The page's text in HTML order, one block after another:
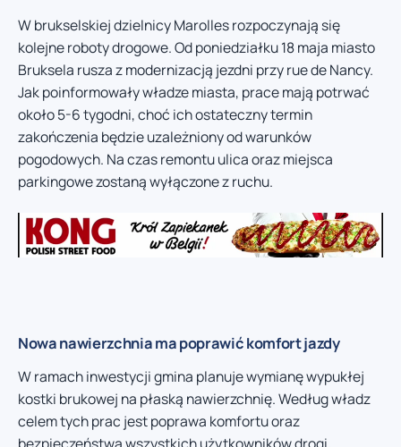
W brukselskiej dzielnicy Marolles rozpoczynają się
kolejne roboty drogowe. Od poniedziałku 18 maja miasto
Bruksela rusza z modernizacją jezdni przy rue de Nancy.
Jak poinformowały władze miasta, prace mają potrwać
około 5-6 tygodni, choć ich ostateczny termin
zakończenia będzie uzależniony od warunków
pogodowych. Na czas remontu ulica oraz miejsca
parkingowe zostaną wyłączone z ruchu.
Nowa nawierzchnia ma poprawić komfort jazdy
W ramach inwestycji gmina planuje wymianę wypukłej
kostki brukowej na płaską nawierzchnię. Według władz
celem tych prac jest poprawa komfortu oraz